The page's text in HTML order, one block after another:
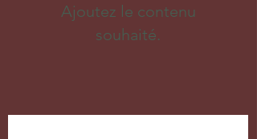
Ajoutez le contenu
souhaité.